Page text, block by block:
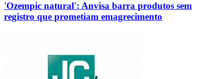
'Ozempic natural': Anvisa barra produtos sem
registro que prometiam emagrecimento